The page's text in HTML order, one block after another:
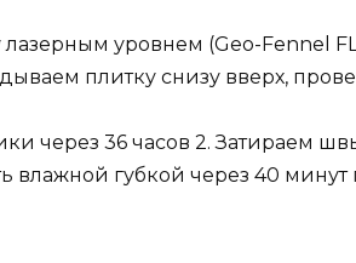
лазерным уровнем (Geo-Fennel
плитку снизу вверх,
через 36 часов 2. Затираем
губкой через 40 минут